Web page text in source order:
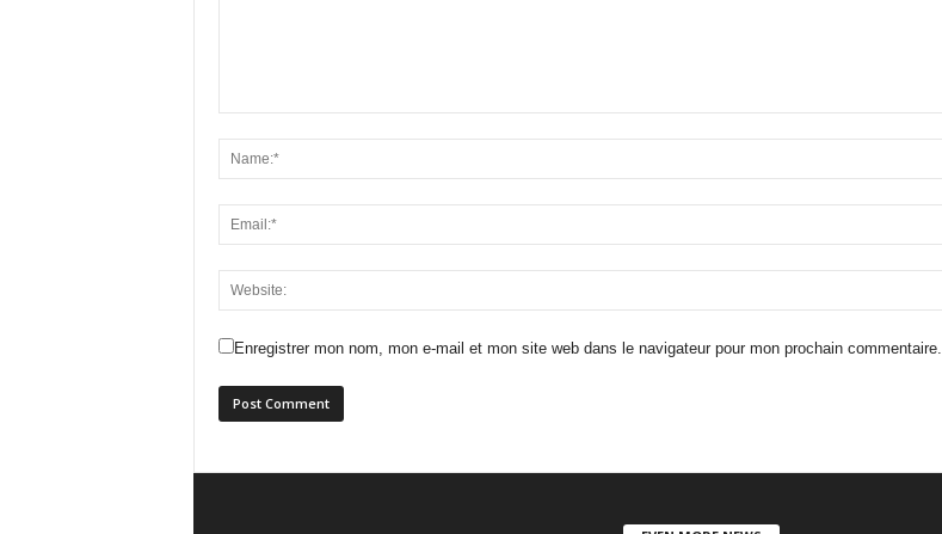
Enregistrer mon nom, mon e-mail et mon site web dans le navigateur pour mon prochain commentaire.